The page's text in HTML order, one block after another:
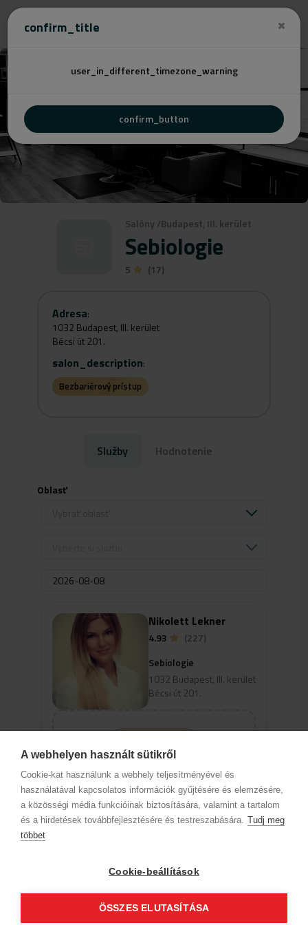
confirm_title
user_in_different_timezone_warning
confirm_button
A webhelyen használt sütikről
Cookie-kat használunk a webhely teljesítményével és
használatával kapcsolatos információk gyűjtésére és elemzésére,
a közösségi média funkcióinak biztosítására, valamint a tartalom
és a hirdetések továbbfejlesztésére és testreszabására. Tudj meg
többet
Cookie-beállítások
ÖSSZES ELUTASÍTÁSA
Salóny /Budapest, III. kerület
Sebiologie
5 (17)
Adresa:
1032 Budapest, III. kerület
Bécsi út 201.
salon_description:
Bezbariérový prístup
Služby Hodnotenie
Oblasť
Ak chcete zobraziť termíny pre
online rezerváciu, vyberte
špecializáciu a službu.
Nikolett Lekner
4.93
(227)
Sebiologie
1032 Budapest, III. kerület
Bécsi út 201.
Sledujte nás!